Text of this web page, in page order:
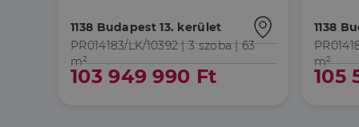
1138 Budapest 13. kerület
PR014183/LK/10392 |3 szoba| 63
m²
103 949 990 Ft
1138
m²
105
Google
.dh.hu